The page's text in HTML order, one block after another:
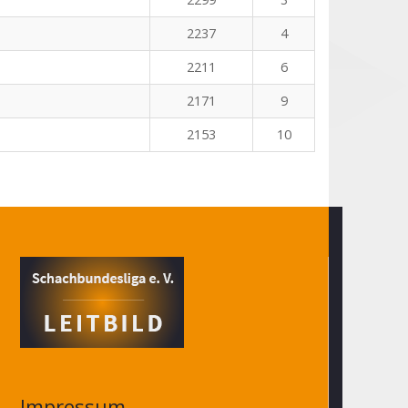
2237
4
2211
6
2171
9
2153 10